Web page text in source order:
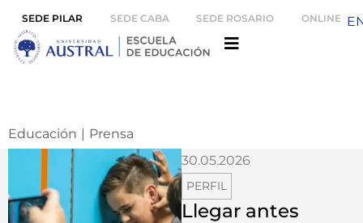
SEDE PILAR SEDE CABA SEDE ROSARIO ONLINE
Educación | Prensa
30.05.2026
PERFIL
Llegar antes